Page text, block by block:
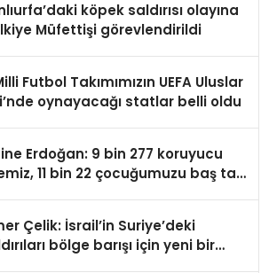
köpek saldırısı olayına
Müfettişi görevlendirildi
Futbol Takımımızın UEFA Uluslar
oynayacağı statlar belli oldu
Erdoğan: 9 bin 277 koruyucu
11 bin 22 çocuğumuzu baş tacı
Çelik: İsrail’in Suriye’deki
bölge barışı için yeni bir